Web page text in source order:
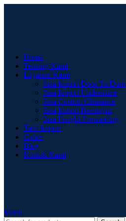
Home
Tentang Kami
Layanan Kami
Jasa Import Door To Door
Jasa Import Undername
Jasa Custom Clearance
Jasa Import Borongan
Jasa Freight Forwarding
Tarif Import
Galeri
Blog
Kontak Kami
Menu